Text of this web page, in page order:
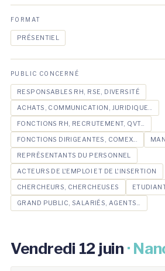
FORMAT
PRÉSENTIEL
PUBLIC CONCERNÉ
RESPONSABLES RH, RSE, DIVERSITÉ
ACHATS, COMMUNICATION, JURIDIQUE...
FONCTIONS RH, RECRUTEMENT, QVT...
FONCTIONS DIRIGEANTES, COMEX...
REPRÉSENTANTS DU PERSONNEL
ACTEURS DE L'EMPLOI ET DE L'INSERTION
CHERCHEURS, CHERCHEUSES
GRAND PUBLIC, SALARIÉS, AGENTS...
Vendredi 12 juin ·